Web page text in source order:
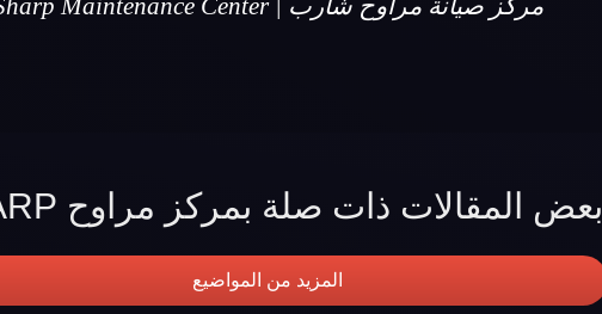
مركز صيانة مراوح شارب | Sharp Maintenance Center
بعض المقالات ذات صلة بمركز مراوح SHARP
المزيد من المواضيع